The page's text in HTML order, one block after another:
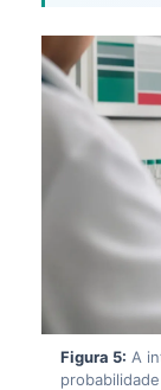
Figura 5: A
Norsk